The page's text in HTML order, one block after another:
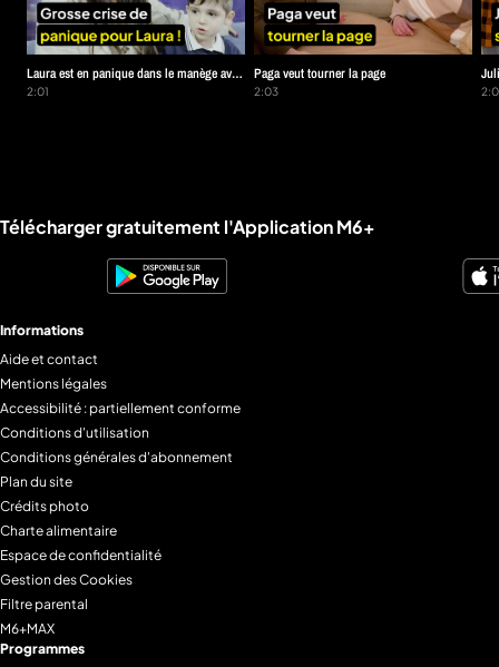
Laura est en panique dans le manège avec
Zlatan
2:01
Paga veut tourner la page
2:03
Liens utiles M6+.
Télécharger gratuitement l'Application M6+
Informations
Aide et contact
Mentions légales
Accessibilité : partiellement conforme
Conditions d'utilisation
Conditions générales d'abonnement
Plan du site
Crédits photo
Charte alimentaire
Espace de confidentialité
Gestion des Cookies
Filtre parental
M6+MAX
Programmes